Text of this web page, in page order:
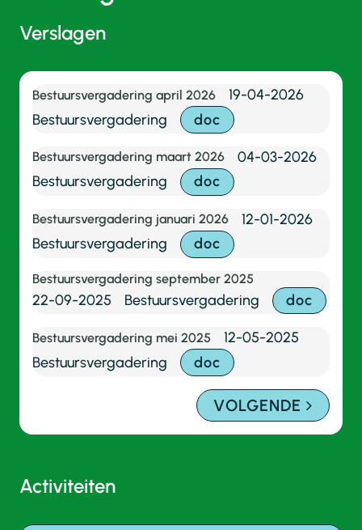
Verslagen
Bestuursvergadering april 2026
19-04-2026
Bestuursvergadering
doc
Bestuursvergadering maart 2026
04-03-2026
Bestuursvergadering
doc
Bestuursvergadering januari 2026
12-01-2026
Bestuursvergadering
doc
Bestuursvergadering september 2025
22-09-2025 Bestuursvergadering doc
Bestuursvergadering mei 2025
12-05-2025
Bestuursvergadering
doc
VOLGENDE
Activiteiten